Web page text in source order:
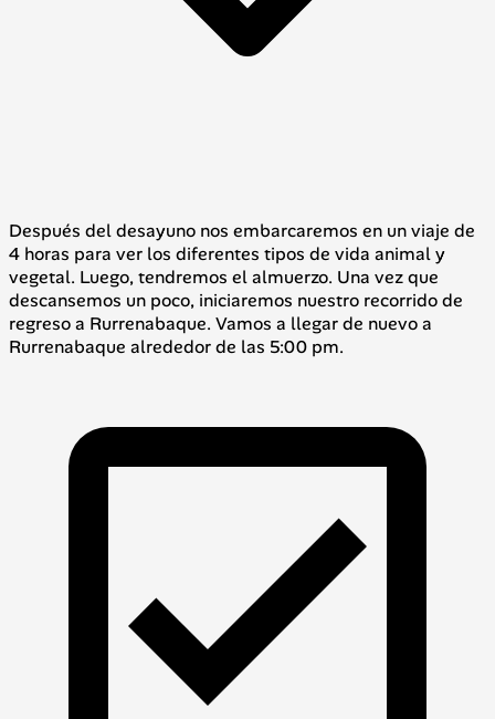
Después del desayuno nos embarcaremos en un viaje de
4 horas para ver los diferentes tipos de vida animal y
vegetal. Luego, tendremos el almuerzo. Una vez que
descansemos un poco, iniciaremos nuestro recorrido de
regreso a Rurrenabaque. Vamos a llegar de nuevo a
Rurrenabaque alrededor de las 5:00 pm.